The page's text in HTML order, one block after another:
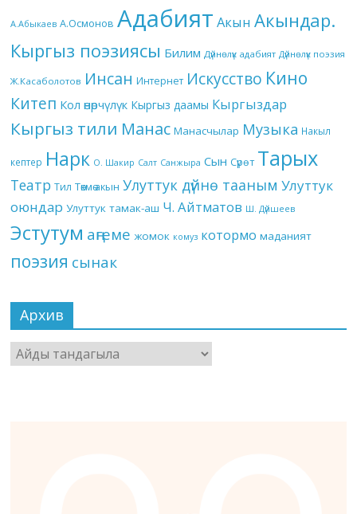
А.Абыкаев А.Осмонов Адабият Акын Акындар.
Кыргыз поэзиясы Билим Дүйнөлүк адабият Дүйнөлүк поэзия
Ж.Касаболотов Инсан Интернет Искусство Кино
Китеп Кол өнөрчүлүк Кыргыз даамы Кыргыздар
Кыргыз тили Манас Манасчылар Музыка Накыл
кептер Нарк О. Шакир Салт Санжыра Сын Сүрөт Тарых
Театр Тил Төкмө акын Улуттук дүйнө тааным Улуттук
оюндар Улуттук тамак-аш Ч. Айтматов Ш. Дүйшеев
Эстутум аңгеме жомок комуз котормо маданият
поэзия сынак
Архив
Архив